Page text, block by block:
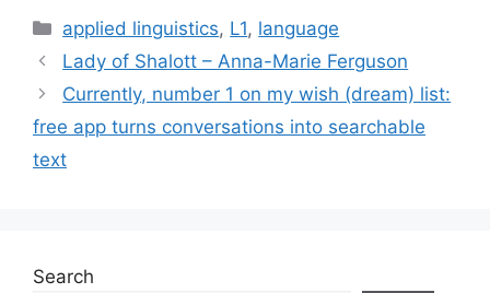
Categories
applied linguistics, L1, language
Lady of Shalott – Anna-Marie Ferguson
Currently, number 1 on my wish (dream) list:
free app turns conversations into searchable
text
Search